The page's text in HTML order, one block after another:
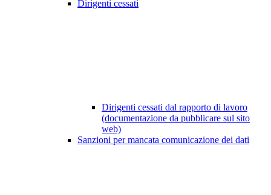
Dirigenti cessati
Dirigenti cessati dal rapporto di lavoro
(documentazione da pubblicare sul sito
web)
Sanzioni per mancata comunicazione dei dati